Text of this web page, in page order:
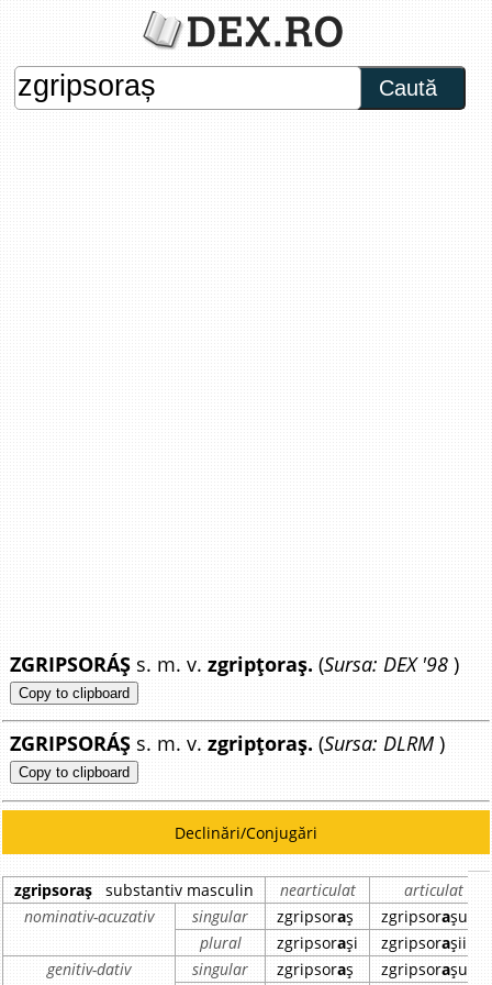
Caută
ZGRIPSORÁȘ s. m. v.zgripțoraș. (Sursa: DEX '98 )
Copy to clipboard
ZGRIPSORÁȘ s. m. v.zgripțoraș. (Sursa: DLRM )
Copy to clipboard
Declinări/Conjugări
zgripsoraș substantiv masculin nearticulat
articulat
nominativ-acuzativ
singular zgripsoraș zgripsorașul
plural
zgripsorași zgripsorașii
genitiv-dativ
singular zgripsoraș zgripsorașului